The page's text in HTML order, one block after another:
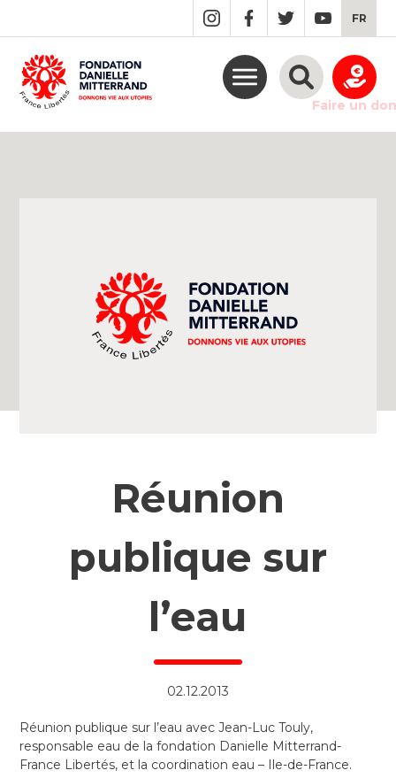
MAIN
CONTENT
FR
Faire un don
Réunion
publique sur
l’eau
02.12.2013
Réunion publique sur l’eau avec Jean-Luc Touly,
responsable eau de la fondation Danielle Mitterrand-
France Libertés, et la coordination eau – Ile-de-France.